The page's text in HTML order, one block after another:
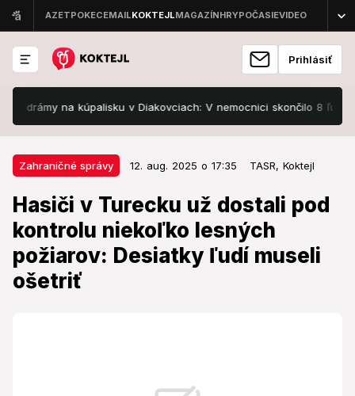
Prihlásiť
na kúpalisku v Diakovciach: V nemocnici skončilo 8 ľudí!
Zahraničné správy 12. aug. 2025 o 17:35 TASR, Koktejl
Hasiči v Turecku už dostali pod
kontrolu niekoľko lesných
požiarov: Desiatky ľudí museli
ošetriť
Zahraničné správy 12. aug. 2025 o 17:35
Hasiči v Turecku už dostali pod
kontrolu niekoľko lesných
požiarov: Desiatky ľudí museli
ošetriť